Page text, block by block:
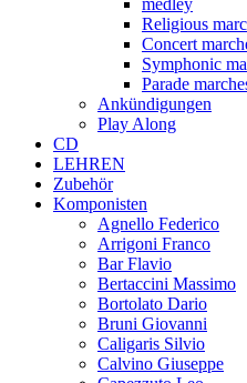
medley
Religious
Concert
Symphonic
Parade
Ankündigungen
Play Along
CD
LEHREN
Zubehör
Komponisten
Agnello Federico
Arrigoni Franco
Bar Flavio
Bertaccini Massimo
Bortolato Dario
Bruni Giovanni
Caligaris Silvio
Calvino Giuseppe